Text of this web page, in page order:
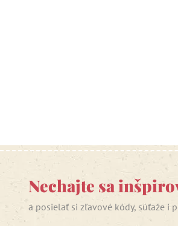
Nechajte sa
a posielať si zľavové kódy, súťaže i